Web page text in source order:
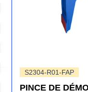
S2304-R01-FAP
PINCE DE